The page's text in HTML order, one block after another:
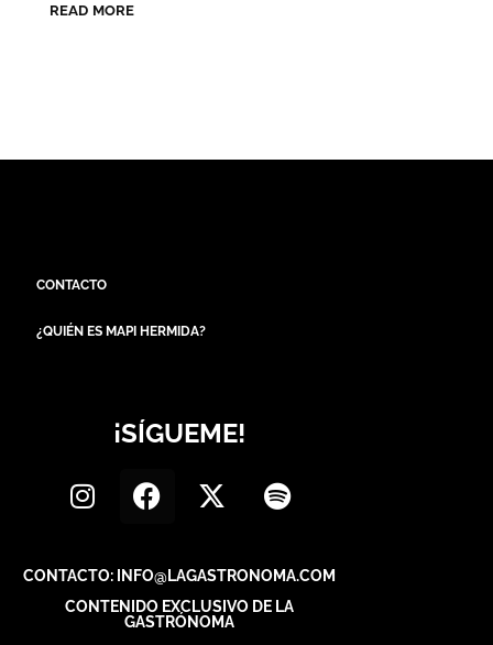
READ MORE
CONTACTO
¿QUIÉN ES MAPI HERMIDA?
¡SÍGUEME!
CONTACTO: INFO@LAGASTRONOMA.COM
CONTENIDO EXCLUSIVO DE LA
GASTRÓNOMA